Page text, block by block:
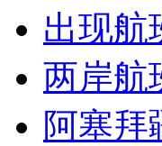
出现航
两岸航
阿塞拜